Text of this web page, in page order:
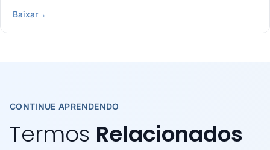
Baixar→
CONTINUE APRENDENDO
Termos Relacionados